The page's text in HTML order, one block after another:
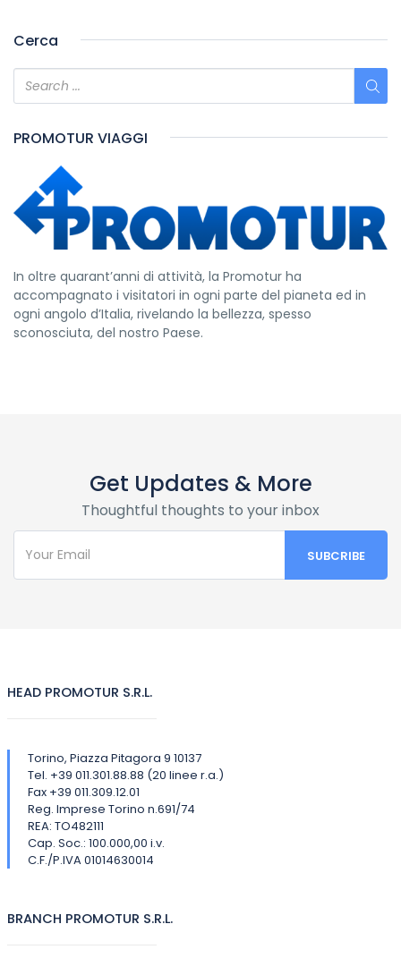
Cerca
PROMOTUR VIAGGI
In oltre quarant’anni di attività, la Promotur ha
accompagnato i visitatori in ogni parte del pianeta ed in
ogni angolo d’Italia, rivelando la bellezza, spesso
sconosciuta, del nostro Paese.
Get Updates & More
Thoughtful thoughts to your inbox
HEAD PROMOTUR S.R.L.
Torino, Piazza Pitagora 9 10137
Tel. +39 011.301.88.88 (20 linee r.a.)
Fax +39 011.309.12.01
Reg. Imprese Torino n.691/74
REA: TO482111
Cap. Soc.: 100.000,00 i.v.
C.F./P.IVA 01014630014
BRANCH PROMOTUR S.R.L.